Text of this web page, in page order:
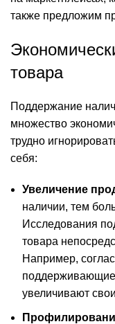
также предложим
товара
Поддержание
множество
трудно
себя:
Увеличение
наличии, тем
Исследования
товара
Например,
поддерживающие
увеличивают